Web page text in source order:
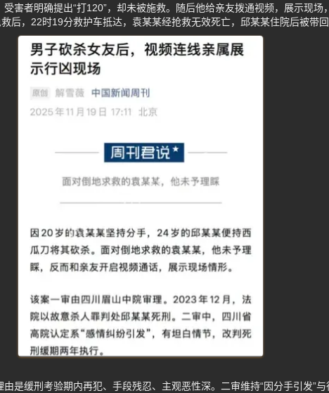
害者明确提出“打120”，却未被施救。随后他给亲友拨通视频，展示现场
后，22时19分救护车抵达，袁某某经抢救无效死亡，邱某某住院后被带回
是缓刑考验期内再犯、手段残忍、主观恶性深。二审维持“因分手引发”